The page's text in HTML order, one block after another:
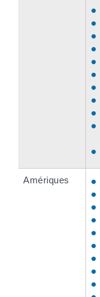
Amériques